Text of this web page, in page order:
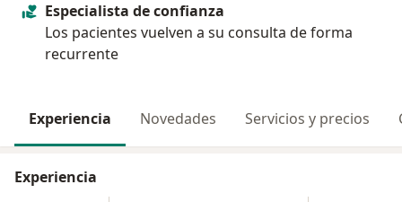
Especialista de confianza
Los pacientes vuelven a su consulta de forma
recurrente
Experiencia Novedades Servicios y precios
Experiencia